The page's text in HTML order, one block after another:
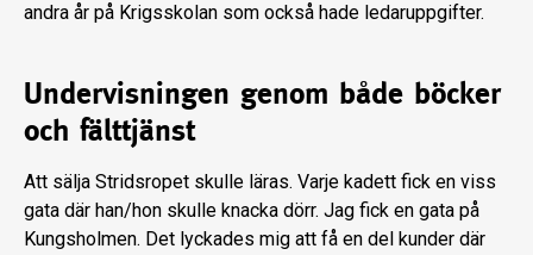
andra år på Krigsskolan som också hade ledaruppgifter.
Undervisningen genom både böcker
och fälttjänst
Att sälja Stridsropet skulle läras. Varje kadett fick en viss
gata där han/hon skulle knacka dörr. Jag fick en gata på
Kungsholmen. Det lyckades mig att få en del kunder där